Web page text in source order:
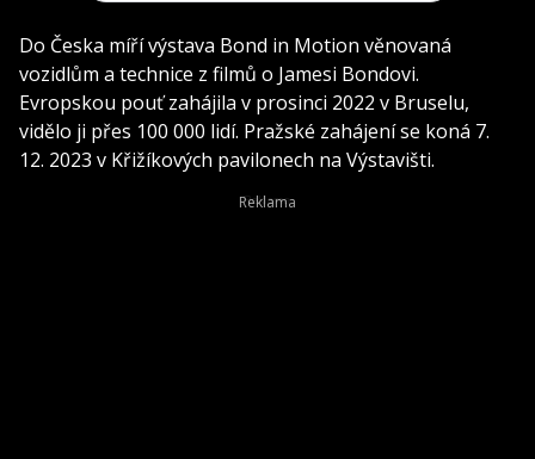
Do Česka míří výstava Bond in Motion věnovaná
vozidlům a technice z filmů o Jamesi Bondovi.
Evropskou pouť zahájila v prosinci 2022 v Bruselu,
vidělo ji přes 100 000 lidí. Pražské zahájení se koná 7.
12. 2023 v Křižíkových pavilonech na Výstavišti.